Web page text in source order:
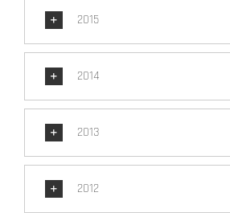
2015
2014
2013
2012